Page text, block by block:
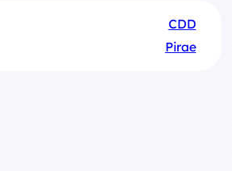
CDD
Pirae